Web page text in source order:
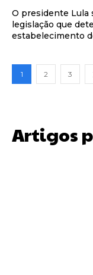
O presidente Lula
legislação que
estabelecimento
1 2 3
Artigos